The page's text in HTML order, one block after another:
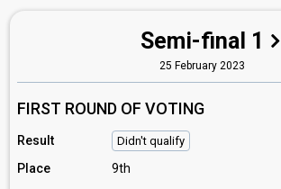
Semi-final 1
25 February 2023
FIRST ROUND OF VOTING
Result Didn't qualify
Place
9th